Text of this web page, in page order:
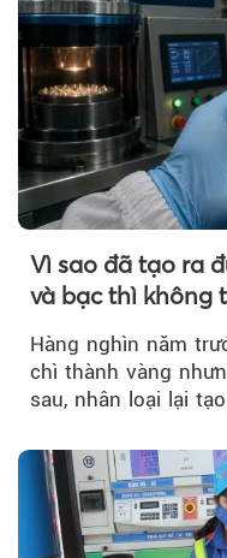
Vì sao đã tạo ra
và bạc thì không
Hàng nghìn năm
chì thành vàng
sau, nhân loại lại